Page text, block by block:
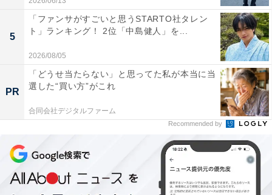
この記事の筆者：坂上 恵
All About ニュースの編集者。オールアバウトに入社後、
SNSトレンドにフォーカスした記事執筆やSEOライティ
ングの経験を経て、のちにAll About ニュースチームのメ
ンバーに参入。現在は旅行・カルチャー・エンタメなど
を中心に企画編集を担当。東京都出身。居酒屋巡りとス
次ページ
10位までの全ランキング結果を見
5
「ファンサがすごいと思うSTARTO社タレン
ト」ランキング！ 2位「中島健人」を...
2026/08/05
PR
「どうせ当たらない」と思ってた私が本当に当
選した“買い方”がこれ
合同会社デジタルファーム
Recommended by